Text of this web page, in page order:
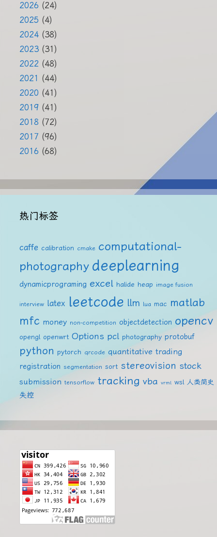
2026 (24)
2025 (4)
2024 (38)
2023 (31)
2022 (48)
2021 (44)
2020 (41)
2019 (41)
2018 (72)
2017 (96)
2016 (68)
热门标签
caffe calibration cmake computational-
photography deeplearning
dynamicprograming excel halide heap image fusion
interview latex leetcode llm lua mac matlab
mfc money non-competition objectdetection opencv
opengl openwrt Options pcl photography protobuf
python pytorch qrcode quantitative trading
registration segmentation sort stereovision stock
submission tensorflow tracking vba vrml wsl 人类简史
失控